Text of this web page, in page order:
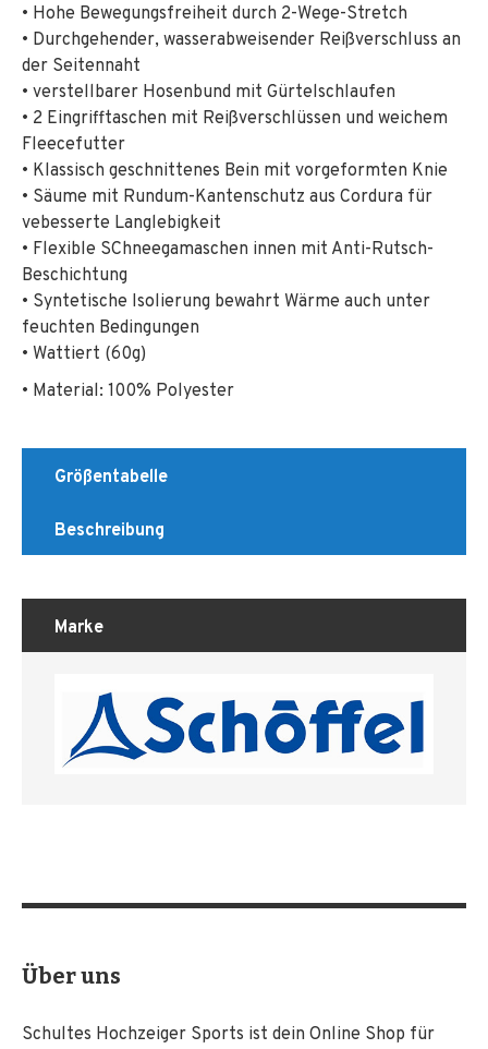
• Hohe Bewegungsfreiheit durch 2-Wege-Stretch
• Durchgehender, wasserabweisender Reißverschluss an
der Seitennaht
• verstellbarer Hosenbund mit Gürtelschlaufen
• 2 Eingrifftaschen mit Reißverschlüssen und weichem
Fleecefutter
• Klassisch geschnittenes Bein mit vorgeformten Knie
• Säume mit Rundum-Kantenschutz aus Cordura für
vebesserte Langlebigkeit
• Flexible SChneegamaschen innen mit Anti-Rutsch-
Beschichtung
• Syntetische Isolierung bewahrt Wärme auch unter
feuchten Bedingungen
• Wattiert (60g)
• Material: 100% Polyester
Größentabelle
Beschreibung
Marke
Über uns
Schultes Hochzeiger Sports ist dein Online Shop für